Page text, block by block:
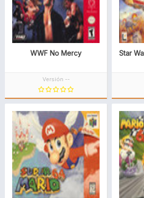
WWF No Mercy
Versión --